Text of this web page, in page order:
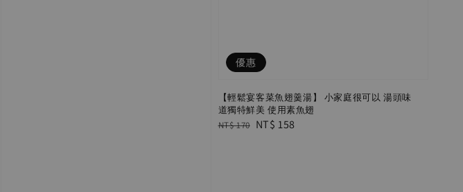
優惠
【輕鬆宴客菜魚翅羹湯】 小家庭很可以 湯頭味
道獨特鮮美 使用素魚翅
Regular
NT$ 170 Sale
NT$ 158